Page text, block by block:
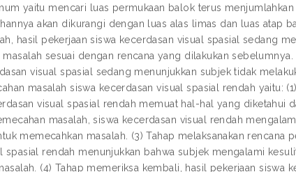
yaitu mencari luas permukaan balok terus
akan dikurangi dengan luas alas limas dan luas atap
hasil pekerjaan siswa kecerdasan visual spasial sedang
sesuai dengan rencana yang dilakukan sebelumnya.
visual spasial sedang menunjukkan subjek tidak
masalah siswa kecerdasan visual spasial rendah yaitu:
visual spasial rendah memuat hal-hal yang diketahui
masalah, siswa kecerdasan visual rendah
memecahkan masalah. (3) Tahap melaksanakan rencana
spasial rendah menunjukkan bahwa subjek mengalami
(4) Tahap memeriksa kembali, hasil pekerjaan siswa